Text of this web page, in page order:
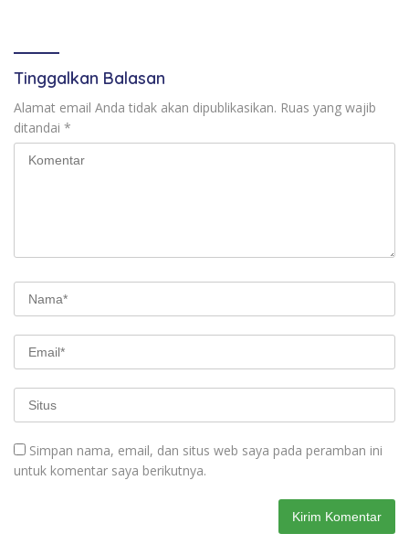
Tinggalkan Balasan
Alamat email Anda tidak akan dipublikasikan. Ruas yang wajib
ditandai *
Simpan nama, email, dan situs web saya pada peramban ini
untuk komentar saya berikutnya.